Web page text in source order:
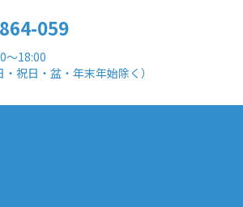
059
～18:00
・祝日・盆・年末年始除く）